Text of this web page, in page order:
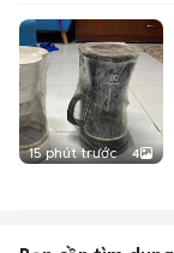
15 phút trước 4